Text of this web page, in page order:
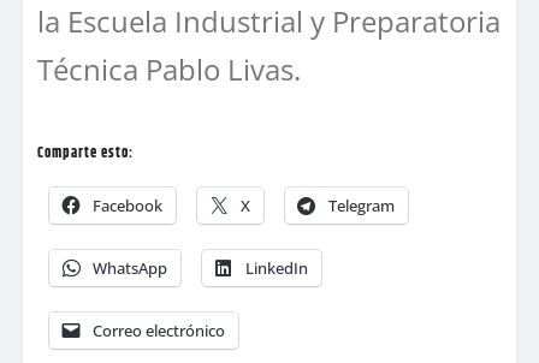
la Escuela Industrial y Preparatoria
Técnica Pablo Livas.
Comparte esto:
Facebook X Telegram
WhatsApp LinkedIn
Correo electrónico